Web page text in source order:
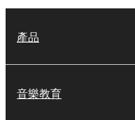
產品
音樂教育